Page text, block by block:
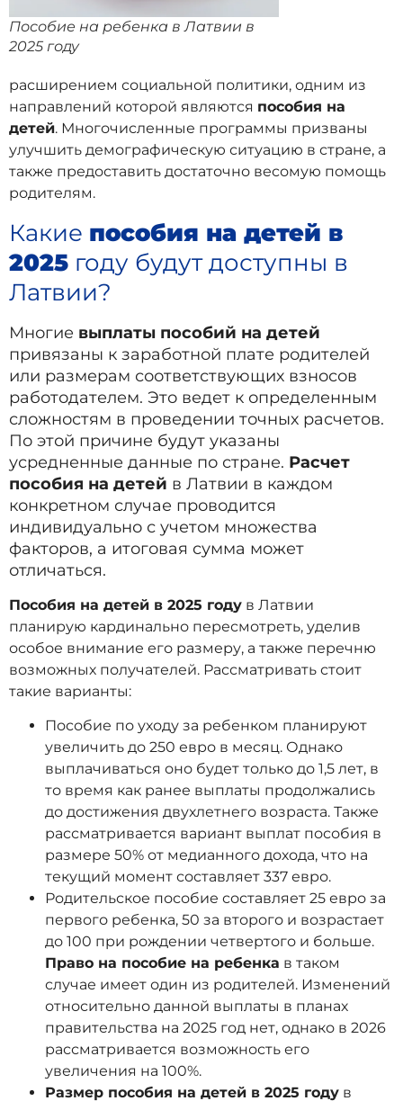
Пособие на ребенка в Латвии в
2025 году
расширением социальной политики, одним из
направлений которой являются пособия на
детей. Многочисленные программы призваны
улучшить демографическую ситуацию в стране, а
также предоставить достаточно весомую помощь
родителям.
Какие пособия на детей в
2025 году будут доступны в
Латвии?
Многие выплаты пособий на детей
привязаны к заработной плате родителей
или размерам соответствующих взносов
работодателем. Это ведет к определенным
сложностям в проведении точных расчетов.
По этой причине будут указаны
усредненные данные по стране. Расчет
пособия на детей в Латвии в каждом
конкретном случае проводится
индивидуально с учетом множества
факторов, а итоговая сумма может
отличаться.
Пособия на детей в 2025 году в Латвии
планирую кардинально пересмотреть, уделив
особое внимание его размеру, а также перечню
возможных получателей. Рассматривать стоит
такие варианты:
Пособие по уходу за ребенком планируют
увеличить до 250 евро в месяц. Однако
выплачиваться оно будет только до 1,5 лет, в
то время как ранее выплаты продолжались
до достижения двухлетнего возраста. Также
рассматривается вариант выплат пособия в
размере 50% от медианного дохода, что на
текущий момент составляет 337 евро.
Родительское пособие составляет 25 евро за
первого ребенка, 50 за второго и возрастает
до 100 при рождении четвертого и больше.
Право на пособие на ребенка в таком
случае имеет один из родителей. Изменений
относительно данной выплаты в планах
правительства на 2025 год нет, однако в 2026
рассматривается возможность его
увеличения на 100%.
Размер пособия на детей в 2025 году в